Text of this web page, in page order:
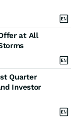
at All
Quarter
Investor